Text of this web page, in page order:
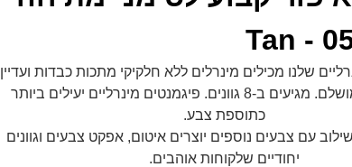
שלנו מכילים מינרלים ללא חלקיקי מתכות כבדות ועדיין
מציעים כיסוי מושלם. מגיעים ב-8 גוונים. פיגמנטים מינרליים יעילים ביותר
כתוספת צבע.
עם צבעים נוספים יוצרים איטום, אפקט צבעים וגוונים
יחודיים שלקוחות אוהבים.